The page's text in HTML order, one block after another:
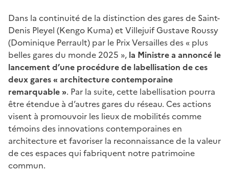
Dans la continuité de la distinction des gares de Saint-
Denis Pleyel (Kengo Kuma) et Villejuif Gustave Roussy
(Dominique Perrault) par le Prix Versailles des « plus
belles gares du monde 2025 », la Ministre a annoncé le
lancement d’une procédure de labellisation de ces
deux gares « architecture contemporaine
remarquable ». Par la suite, cette labellisation pourra
être étendue à d’autres gares du réseau. Ces actions
visent à promouvoir les lieux de mobilités comme
témoins des innovations contemporaines en
architecture et favoriser la reconnaissance de la valeur
de ces espaces qui fabriquent notre patrimoine
commun.